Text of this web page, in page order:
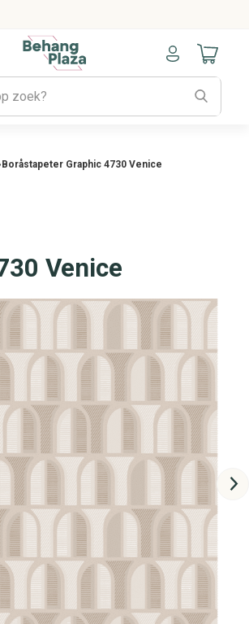
Naar
Boråstapeter Graphic 4730 Venice
Venice